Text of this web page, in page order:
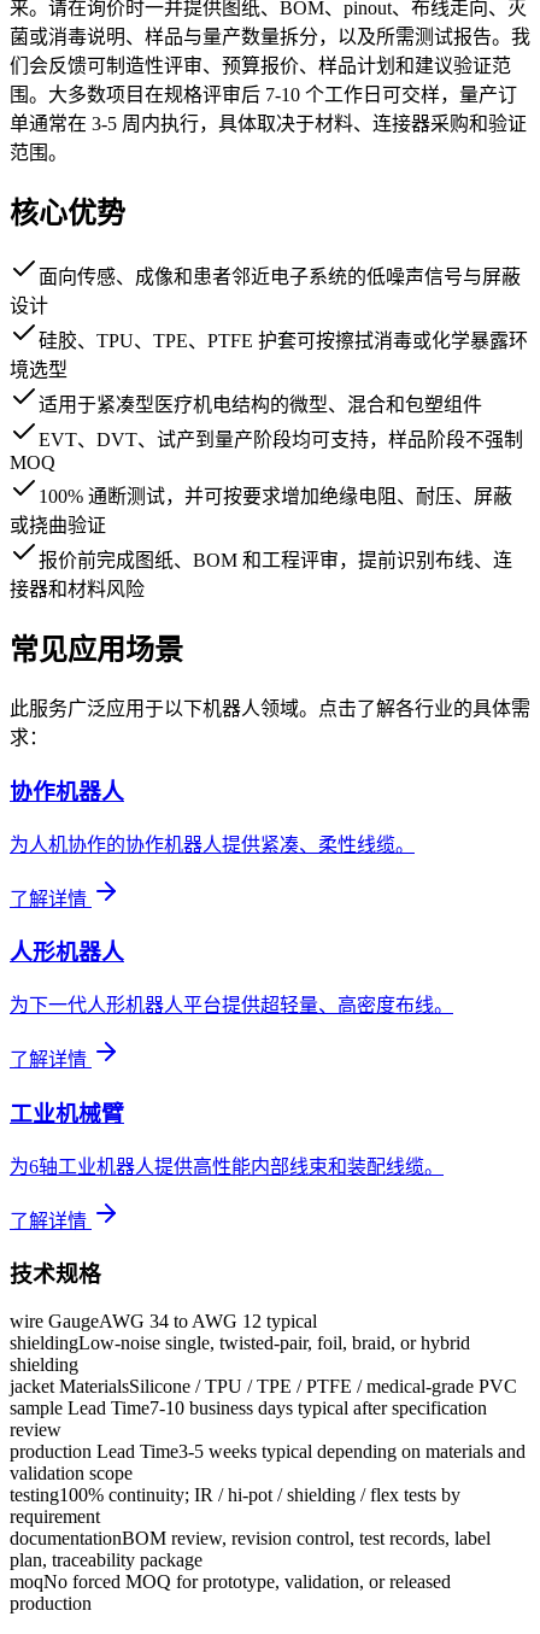
来。请在询价时一并提供图纸、BOM、pinout、布线走向、灭
菌或消毒说明、样品与量产数量拆分，以及所需测试报告。我
们会反馈可制造性评审、预算报价、样品计划和建议验证范
围。大多数项目在规格评审后 7-10 个工作日可交样，量产订
单通常在 3-5 周内执行，具体取决于材料、连接器采购和验证
范围。
核心优势
面向传感、成像和患者邻近电子系统的低噪声信号与屏蔽
设计
硅胶、TPU、TPE、PTFE 护套可按擦拭消毒或化学暴露环
境选型
适用于紧凑型医疗机电结构的微型、混合和包塑组件
EVT、DVT、试产到量产阶段均可支持，样品阶段不强制
MOQ
100% 通断测试，并可按要求增加绝缘电阻、耐压、屏蔽
或挠曲验证
报价前完成图纸、BOM 和工程评审，提前识别布线、连
接器和材料风险
常见应用场景
此服务广泛应用于以下机器人领域。点击了解各行业的具体需
求：
协作机器人
为人机协作的协作机器人提供紧凑、柔性线缆。
了解详情
人形机器人
为下一代人形机器人平台提供超轻量、高密度布线。
了解详情
工业机械臂
为6轴工业机器人提供高性能内部线束和装配线缆。
了解详情
技术规格
wire GaugeAWG 34 to AWG 12 typical
shieldingLow-noise single, twisted-pair, foil, braid, or hybrid
shielding
jacket MaterialsSilicone / TPU / TPE / PTFE / medical-grade PVC
sample Lead Time7-10 business days typical after specification
review
production Lead Time3-5 weeks typical depending on materials and
validation scope
testing100% continuity; IR / hi-pot / shielding / flex tests by
requirement
documentationBOM review, revision control, test records, label
plan, traceability package
moqNo forced MOQ for prototype, validation, or released
production